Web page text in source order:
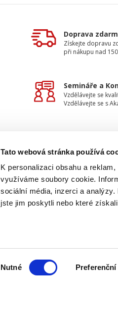
Tato webová stránka používá
K personalizaci obsahu a
využíváme soubory cookie.
sociální média, inzerci a
jste jim poskytli nebo které
Nutné Preferenční
Doprava
Získejte dopravu
při nákupu nad
Semináře a
Vzdělávejte se
Vzdělávejte se s
733